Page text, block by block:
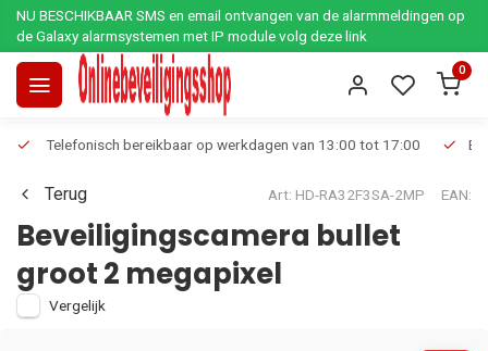
NU BESCHIKBAAR SMS en email ontvangen van de alarmmeldingen op
de Galaxy alarmsystemen met IP module volg deze link
0
Telefonisch bereikbaar op werkdagen van 13:00 tot 17:00
Terug Art: HD-RA32F3SA-2MP EAN:
Beveiligingscamera bullet
groot 2 megapixel
Vergelijk